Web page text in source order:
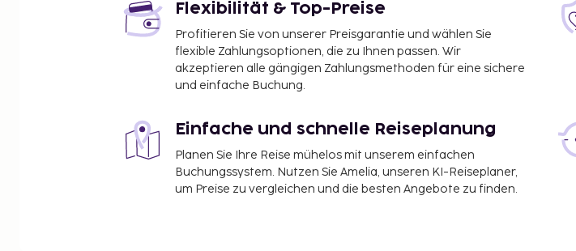
Tropfsteinhöhle Damlataş Mağarası – 2 km
Damlataş Strand – 2,1 km
Gärten von Alanya – 2,4 km
Alayna Marina – 2,5 km
Illusion Event Hall – 2,7 km
Alanya Seilbahn - Burgstation – 2,8 km
Die nächsten Flughäfen sind:
Flughafen Gazipaşa - Alanya (GZP) – 47,5 km
Flughafen Antalya (AYT) – 124,4 km
Flexibilität & Top-Preise
Profitieren Sie von unserer Preisgarantie und wählen Sie
flexible Zahlungsoptionen, die zu Ihnen passen. Wir
akzeptieren alle gängigen Zahlungsmethoden für eine sichere
und einfache Buchung.
Einfache und schnelle Reiseplanung
Planen Sie Ihre Reise mühelos mit unserem einfachen
Buchungssystem. Nutzen Sie Amelia, unseren KI-Reiseplaner,
um Preise zu vergleichen und die besten Angebote zu finden.